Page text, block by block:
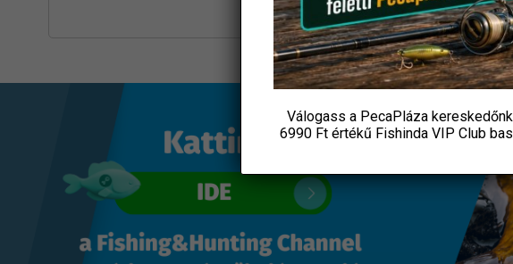
Válogass a PecaPláza
6990 Ft értékű Fishinda VIP Club